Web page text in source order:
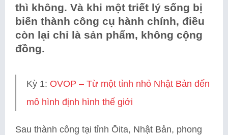
thì không. Và khi một triết lý sống bị
biến thành công cụ hành chính, điều
còn lại chỉ là sản phẩm, không cộng
đồng.
Kỳ 1: OVOP – Từ một tỉnh nhỏ Nhật Bản đến
mô hình định hình thế giới
Sau thành công tại tỉnh Ōita, Nhật Bản, phong